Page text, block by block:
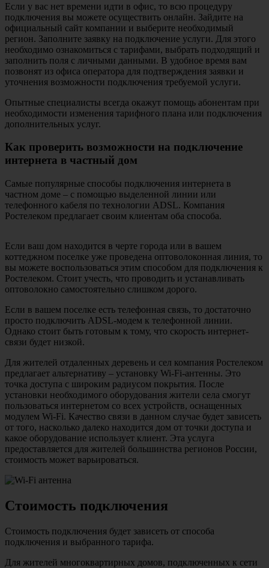
Если у вас нет времени идти в офис, то всю процедуру
подключения вы можете осуществить онлайн. Зайдите на
официальный сайт компании и выберите необходимый
регион. Заполните заявку на подключение услуги. Для этого
необходимо ознакомиться с тарифами, выбрать подходящий и
заполнить поля с личными данными. В удобное время вам
позвонят из офиса оператора для подтверждения заявки и
уточнения возможности подключения требуемой услуги.
Опытные специалисты всегда окажут помощь абонентам при
необходимости изменения тарифного плана или подключения
дополнительных услуг.
Как проверить возможности на подключение
интернета в частный дом
Самые популярные способы подключения интернета в
частном доме – с помощью выделенной линии или
телефонного кабеля по технологии ADSL. Компания
Ростелеком предлагает своим клиентам оба способа.
Если ваш дом находится в черте города или в вашем
коттеджном поселке уже проведена оптоволоконная линия, то
вы можете воспользоваться этим способом для подключения к
Ростелеком. Стоит учесть, что проводить и устанавливать
оптоволокно самостоятельно слишком дорого.
Если в вашем поселке есть телефонная связь, то достаточно
просто подключить ADSL-модем к телефонной линии.
Однако стоит быть готовым к тому, что скорость интернет-
связи будет низкой.
Для жителей отдаленных деревень и сел компания Ростелеком
предлагает альтернативу – установку Wi-Fi-антенны. Это
точка доступа с широким радиусом покрытия. После
установки необходимого оборудования жители села смогут
пользоваться интернетом со всех устройств, оснащенных
модулем Wi-Fi. Качество связи в данном случае будет зависеть
от того, насколько далеко находится дом от точки доступа и
какое оборудование использует клиент. Эта услуга
предоставляется для жителей большинства регионов России,
стоимость может варьироваться.
Стоимость подключения
Стоимость подключения будет зависеть от способа
подключения и выбранного тарифа.
Для жителей многоквартирных домов, подключенных к сети